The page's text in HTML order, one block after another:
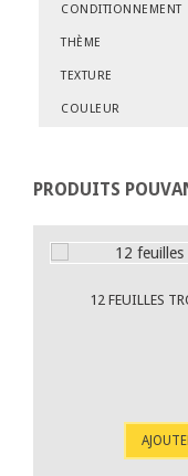
CONDITIONNEMENT
THÈME
TEXTURE
COULEUR
12 FEUILLES